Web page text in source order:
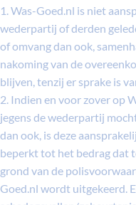
1. Was-Goed.nl is niet
wederpartij of derden
of omvang dan ook,
nakoming van de
blijven, tenzij er sprake is
2. Indien en voor zover op
jegens de wederpartij
dan ook, is deze
beperkt tot het bedrag dat
grond van de
Goed.nl wordt uitgekeerd.